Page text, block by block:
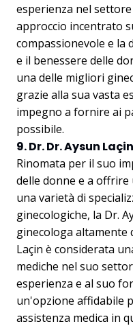
esperienza nel
approccio incentrato
compassionevole e la
e il benessere delle
una delle migliori
grazie alla sua vasta
impegno a fornire ai
possibile.
9. Dr. Dr. Aysun Laçin
Rinomata per il suo
delle donne e a offrire
una varietà di
ginecologiche, la Dr.
ginecologa altamente
Laçin è considerata
mediche nel suo
esperienza e al suo
un'opzione affidabile
assistenza medica in